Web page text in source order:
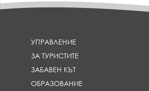
УПРАВЛЕНИЕ
ЗА ТУРИСТИТЕ
ЗАБАВЕН КЪТ
ОБРАЗОВАНИЕ